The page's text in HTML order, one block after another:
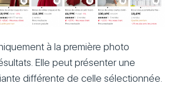
à la première photo
Elle peut présenter une
différente de celle sélectionnée.